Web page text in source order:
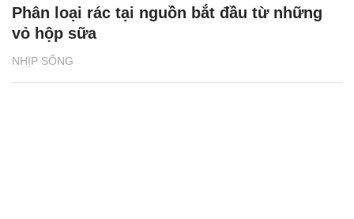
NHỊP SỐNG
Phân loại rác tại nguồn bắt đầu từ những
vỏ hộp sữa